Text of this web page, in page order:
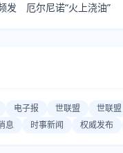
发 厄尔尼诺“火上浇油”
电子报 世联盟
世联盟
息 时事新闻 权威发布